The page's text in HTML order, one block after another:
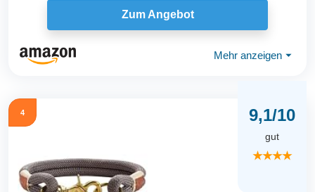
Zum Angebot
Mehr anzeigen ⏷
4 9,1/10
gut
★★★★